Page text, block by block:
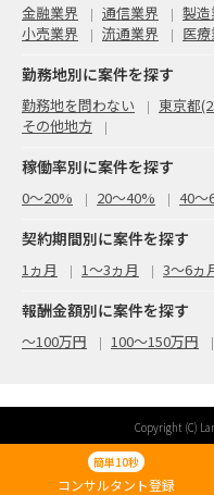
金融業界 通信業界 製造
小売業界
流通業界 医
勤務地別に案件を探す
勤務地を問わない 東京都
その他地方
稼働率別に案件を探す
0〜20% 20〜40% 40〜
契約期間別に案件を探す
1ヵ月 1～3ヵ月 3～6ヵ
報酬金額別に案件を探す
〜100万円 100〜150万円
Copyright (C)
簡単10秒
コンサルタント登録